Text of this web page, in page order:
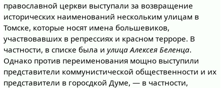
православной церкви выступали за возвращение
исторических наименований нескольким улицам в
Томске, которые носят имена большевиков,
участвовавших в репрессиях и красном терроре. В
частности, в списке была и улица Алексея Беленца.
Однако против переименования мощно выступили
представители коммунистической общественности и их
представители в горосдкой Думе, — в частности,